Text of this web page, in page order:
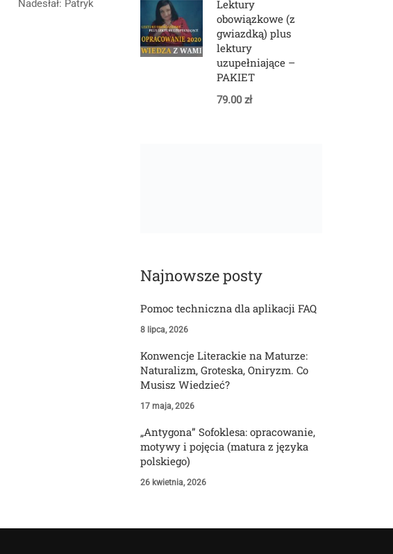
Nadesłał: Patryk
Lektury
obowiązkowe (z
gwiazdką) plus
lektury
uzupełniające –
PAKIET
79.00 zł
Najnowsze posty
Pomoc techniczna dla aplikacji FAQ
8 lipca, 2026
Konwencje Literackie na Maturze:
Naturalizm, Groteska, Oniryzm. Co
Musisz Wiedzieć?
17 maja, 2026
„Antygona” Sofoklesa: opracowanie,
motywy i pojęcia (matura z języka
polskiego)
26 kwietnia, 2026